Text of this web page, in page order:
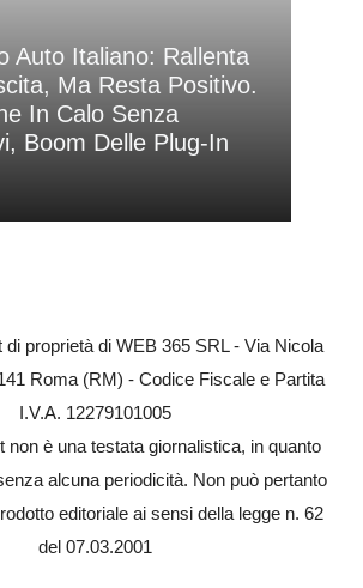
Auto Italiano: Rallenta
Ma Resta Positivo.
In Calo Senza
Boom Delle Plug-In
di proprietà di WEB 365 SRL - Via Nicola
Roma (RM) - Codice Fiscale e Partita
I.V.A. 12279101005
non è una testata giornalistica, in quanto
alcuna periodicità. Non può pertanto
editoriale ai sensi della legge n. 62
del 07.03.2001